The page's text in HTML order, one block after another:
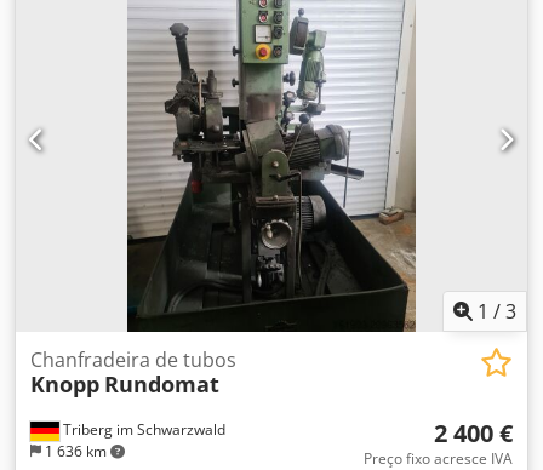
1", 1 1/4", 2", 2 1/2" Dkjdjyv Nvyspfx Agmer - Suporte para
rolos de lixamento
1 /3
Triberg im Schwarzwald
1 636 km
Chanfradeira de tubos
Knopp Rundomat
2 400 €
Preço fixo acresce IVA